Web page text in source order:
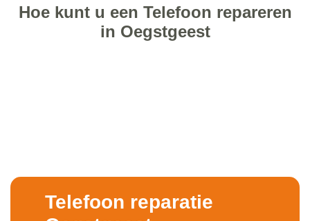
Hoe kunt u een Telefoon repareren
in Oegstgeest
Telefoon reparatie